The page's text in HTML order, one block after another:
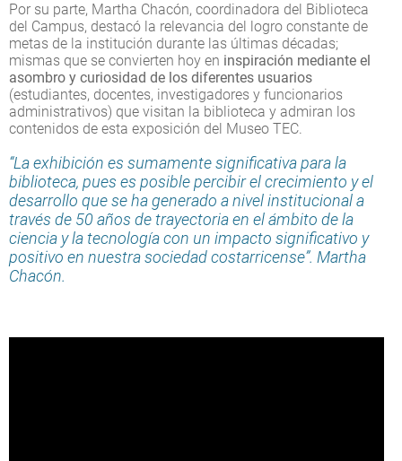
Por su parte, Martha Chacón, coordinadora del Biblioteca
del Campus, destacó la relevancia del logro constante de
metas de la institución durante las últimas décadas;
mismas que se convierten hoy en inspiración mediante el
asombro y curiosidad de los diferentes usuarios
(estudiantes, docentes, investigadores y funcionarios
administrativos) que visitan la biblioteca y admiran los
contenidos de esta exposición del Museo TEC.
“La exhibición es sumamente significativa para la
biblioteca, pues es posible percibir el crecimiento y el
desarrollo que se ha generado a nivel institucional a
través de 50 años de trayectoria en el ámbito de la
ciencia y la tecnología con un impacto significativo y
positivo en nuestra sociedad costarricense”. Martha
Chacón.